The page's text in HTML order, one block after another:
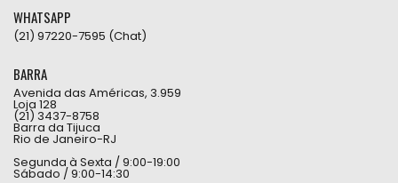
WHATSAPP
(21) 97220-7595 (Chat)
BARRA
Avenida das Américas, 3.959
Loja 128
(21) 3437-8758
Barra da Tijuca
Rio de Janeiro-RJ
Segunda à Sexta / 9:00-19:00
Sábado / 9:00-14:30